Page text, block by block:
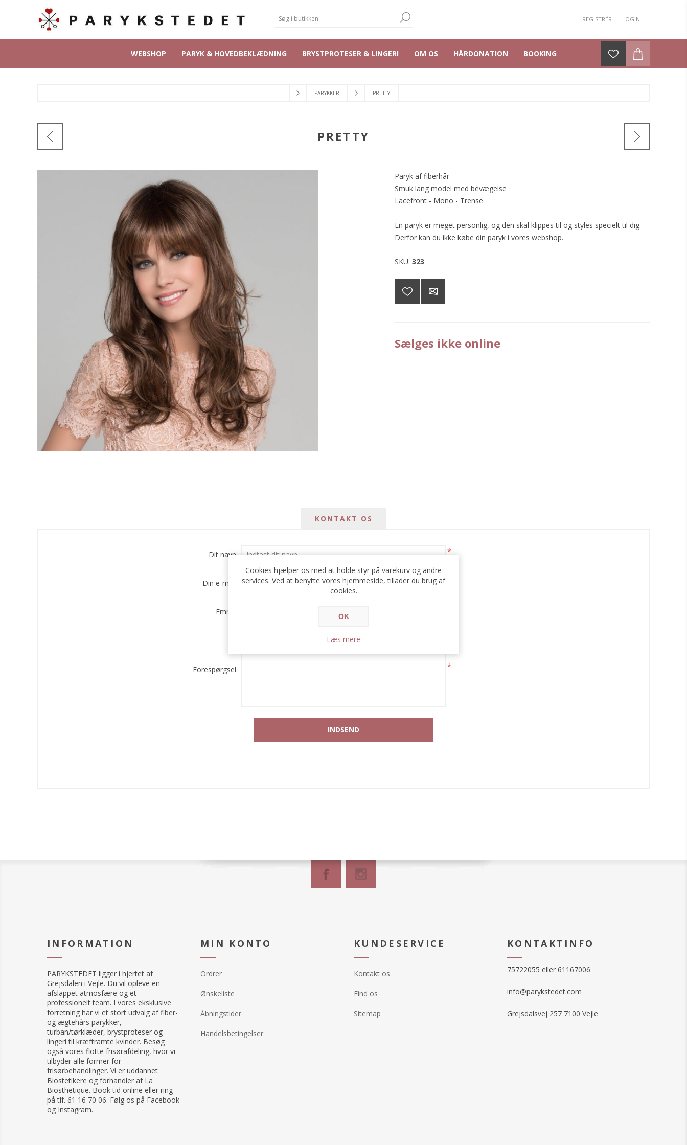
REGISTRÉR LOGIN
WEBSHOP PARYK & HOVEDBEKLÆDNING BRYSTPROTESER & LINGERI OM OS HÅRDONATION BOOKING
PARYKKER PRETTY
PRETTY
Paryk af fiberhår
Smuk lang model med bevægelse
Lacefront - Mono - Trense
En paryk er meget personlig, og den skal klippes til og styles specielt til dig.
Derfor kan du ikke købe din paryk i vores webshop.
SKU: 323
Sælges ikke online
KONTAKT OS
Dit navn *
Din e-mail
Emne:
Forespørgsel *
INFORMATION
PARYKSTEDET ligger i hjertet af
Grejsdalen i Vejle. Du vil opleve en
afslappet atmosfære og et
professionelt team. I vores eksklusive
forretning har vi et stort udvalg af fiber-
og ægtehårs parykker,
turban/tørklæder, brystproteser og
lingeri til kræftramte kvinder. Besøg
også vores flotte frisørafdeling, hvor vi
tilbyder alle former for
frisørbehandlinger. Vi er uddannet
Biostetikere og forhandler af La
Biosthetique. Book tid online eller ring
på tlf. 61 16 70 06. Følg os på Facebook
og Instagram.
MIN KONTO
Ordrer
Ønskeliste
Åbningstider
Handelsbetingelser
KUNDESERVICE
Kontakt os
Find os
Sitemap
KONTAKTINFO
75722055 eller 61167006
info@parykstedet.com
Grejsdalsvej 257 7100 Vejle
Cookies hjælper os med at holde styr på varekurv og andre
services. Ved at benytte vores hjemmeside, tillader du brug af
cookies.
OK
Læs mere